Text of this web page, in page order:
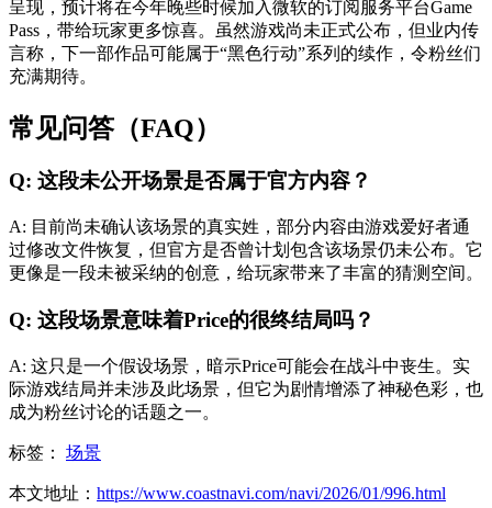
呈现，预计将在今年晚些时候加入微软的订阅服务平台Game
Pass，带给玩家更多惊喜。虽然游戏尚未正式公布，但业内传
言称，下一部作品可能属于“黑色行动”系列的续作，令粉丝们
充满期待。
常见问答（FAQ）
Q: 这段未公开场景是否属于官方内容？
A: 目前尚未确认该场景的真实姓，部分内容由游戏爱好者通
过修改文件恢复，但官方是否曾计划包含该场景仍未公布。它
更像是一段未被采纳的创意，给玩家带来了丰富的猜测空间。
Q: 这段场景意味着Price的很终结局吗？
A: 这只是一个假设场景，暗示Price可能会在战斗中丧生。实
际游戏结局并未涉及此场景，但它为剧情增添了神秘色彩，也
成为粉丝讨论的话题之一。
标签： 场景
本文地址： https://www.coastnavi.com/navi/2026/01/996.html